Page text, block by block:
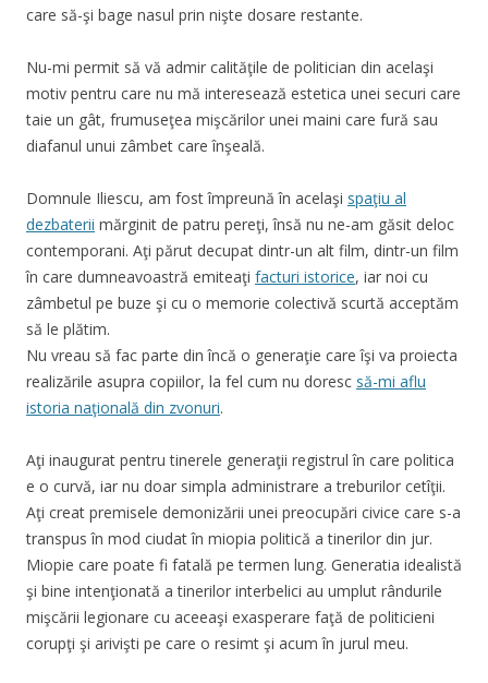
care să-şi bage nasul prin nişte dosare restante.
Nu-mi permit să vă admir calităţile de politician din acelaşi
motiv pentru care nu mă interesează estetica unei securi care
taie un gât, frumuseţea mişcărilor unei maini care fură sau
diafanul unui zâmbet care înşeală.
Domnule Iliescu, am fost împreună în acelaşi spaţiu al
dezbaterii mărginit de patru pereţi, însă nu ne-am găsit deloc
contemporani. Aţi părut decupat dintr-un alt film, dintr-un film
în care dumneavoastră emiteaţi facturi istorice, iar noi cu
zâmbetul pe buze şi cu o memorie colectivă scurtă acceptăm
să le plătim.
Nu vreau să fac parte din încă o generaţie care îşi va proiecta
realizările asupra copiilor, la fel cum nu doresc să-mi aflu
istoria naţională din zvonuri.
Aţi inaugurat pentru tinerele generaţii registrul în care politica
e o curvă, iar nu doar simpla administrare a treburilor cetîţii.
Aţi creat premisele demonizării unei preocupări civice care s-a
transpus în mod ciudat în miopia politică a tinerilor din jur.
Miopie care poate fi fatală pe termen lung. Generatia idealistă
şi bine intenţionată a tinerilor interbelici au umplut rândurile
mişcării legionare cu aceeaşi exasperare faţă de politicieni
corupţi şi arivişti pe care o resimt şi acum în jurul meu.